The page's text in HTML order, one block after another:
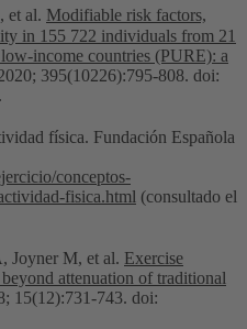
et al. Modifiable risk factors,
in 155 722 individuals from 21
income countries (PURE): a
395(10226):795-808. doi:
física. Fundación Española
conceptos-
fisica.html (consultado el
Joyner M, et al. Exercise
attenuation of traditional
15(12):731-743. doi: